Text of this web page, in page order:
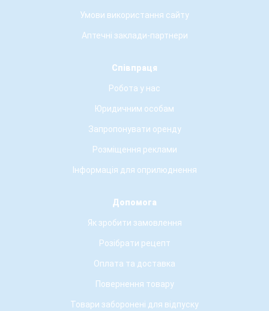
Умови використання сайту
Аптечні заклади-партнери
Співпраця
Робота у нас
Юридичним особам
Запропонувати оренду
Розміщення реклами
Інформація для оприлюднення
Допомога
Як зробити замовлення
Розібрати рецепт
Оплата та доставка
Повернення товару
Товари заборонені для відпуску